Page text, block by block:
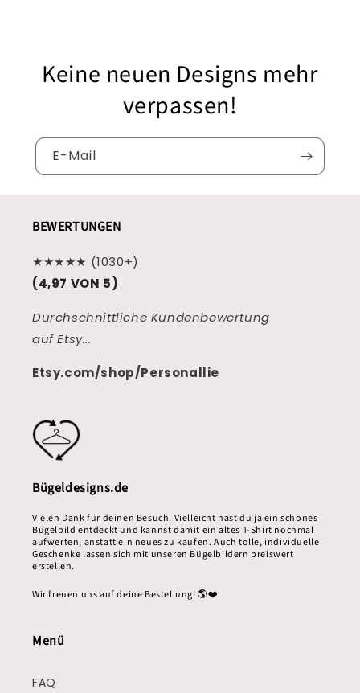
Keine neuen Designs mehr
verpassen!
E-Mail
BEWERTUNGEN
★★★★★ (1030+)
(4,97 VON 5)
Durchschnittliche Kundenbewertung
auf Etsy...
Etsy.com/shop/Personallie
Bügeldesigns.de
Vielen Dank für deinen Besuch. Vielleicht hast du ja ein schönes
Bügelbild entdeckt und kannst damit ein altes T-Shirt nochmal
aufwerten, anstatt ein neues zu kaufen. Auch tolle, individuelle
Geschenke lassen sich mit unseren Bügelbildern preiswert
erstellen.
Wir freuen uns auf deine Bestellung! 🌎❤️
Menü
FAQ